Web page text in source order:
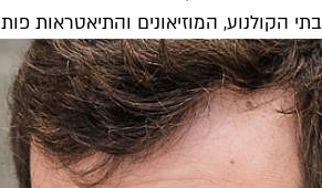
בתי הקולנוע, המוזיאונים